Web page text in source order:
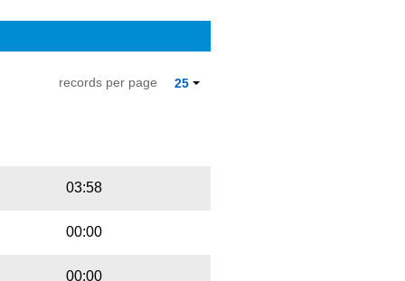
25
records per page
03:58
00:00
00:00